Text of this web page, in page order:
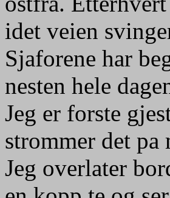
idet veien
Sjaforene har
nesten hele
Jeg er forste
strommer det
Jeg overlater